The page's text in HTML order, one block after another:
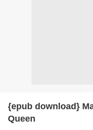
{epub download}
Queen